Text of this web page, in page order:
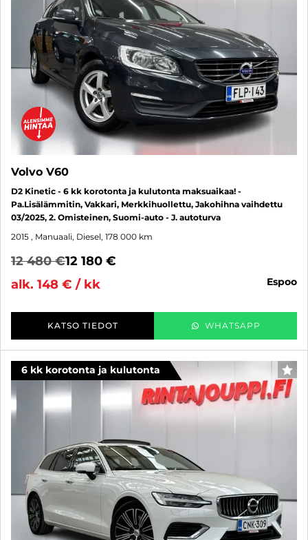
Volvo V60
D2 Kinetic - 6 kk korotonta ja kulutonta maksuaikaa! -
Pa.Lisälämmitin, Vakkari, Merkkihuollettu, Jakohihna vaihdettu
03/2025, 2. Omisteinen, Suomi-auto - J. autoturva
2015 , Manuaali, Diesel, 178 000 km
12 480 €12 180 €
alk. 148 € / kk
espoo
KATSO TIEDOT WHATSAPP
6 kk korotonta ja kulutonta